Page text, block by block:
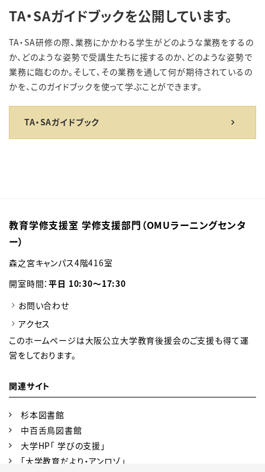
TA・SAガイドブックを公開しています。
TA・SA研修の際、業務にかかわる学生がどのような業務をするの
か、どのような姿勢で受講生たちに接するのか、どのような姿勢で
業務に臨むのか。そして、その業務を通して何が期待されているの
かを、このガイドブックを使って学ぶことができます。
TA・SAガイドブック
教育学修支援室 学修支援部門（OMUラーニングセンタ
ー）
森之宮キャンパス4階416室
開室時間：平日 10:30～17:30
お問い合わせ
アクセス
このホームページは大阪公立大学教育後援会のご支援も得て運
営をしております。
関連サイト
杉本図書館
中百舌鳥図書館
大学HP「 学びの支援」
「大学教育だより・アンロゾ」